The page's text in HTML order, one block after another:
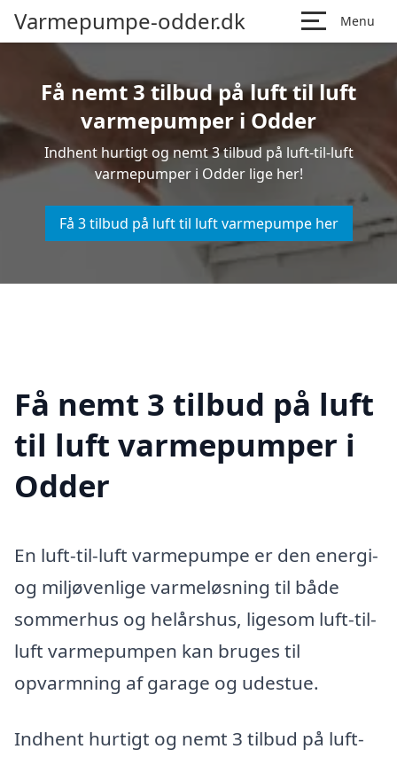
Varmepumpe-odder.dk Menu
Få nemt 3 tilbud på luft til luft
varmepumper i Odder
Indhent hurtigt og nemt 3 tilbud på luft-til-luft
varmepumper i Odder lige her!
Få 3 tilbud på luft til luft varmepumpe her
Få nemt 3 tilbud på luft
til luft varmepumper i
Odder
En luft-til-luft varmepumpe er den energi-
og miljøvenlige varmeløsning til både
sommerhus og helårshus, ligesom luft-til-
luft varmepumpen kan bruges til
opvarmning af garage og udestue.
Indhent hurtigt og nemt 3 tilbud på luft-